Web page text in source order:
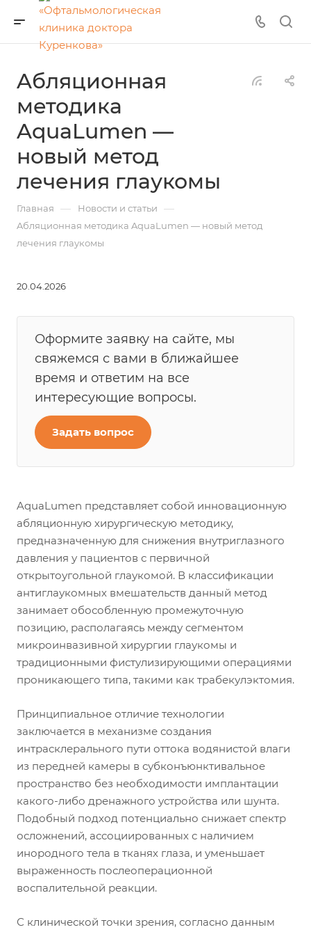
Aбляционная
методика
AquaLumen —
новый метод
лечения глаукомы
Главная — Новости и статьи —
Aбляционная методика AquaLumen — новый метод
лечения глаукомы
20.04.2026
Оформите заявку на сайте, мы
свяжемся с вами в ближайшее
время и ответим на все
интересующие вопросы.
Задать вопрос
AquaLumen представляет собой инновационную
абляционную хирургическую методику,
предназначенную для снижения внутриглазного
давления у пациентов с первичной
открытоугольной глаукомой. В классификации
антиглаукомных вмешательств данный метод
занимает обособленную промежуточную
позицию, располагаясь между сегментом
микроинвазивной хирургии глаукомы и
традиционными фистулизирующими операциями
проникающего типа, такими как трабекулэктомия.
Принципиальное отличие технологии
заключается в механизме создания
интрасклерального пути оттока водянистой влаги
из передней камеры в субконъюнктивальное
пространство без необходимости имплантации
какого-либо дренажного устройства или шунта.
Подобный подход потенциально снижает спектр
осложнений, ассоциированных с наличием
инородного тела в тканях глаза, и уменьшает
выраженность послеоперационной
воспалительной реакции.
С клинической точки зрения, согласно данным